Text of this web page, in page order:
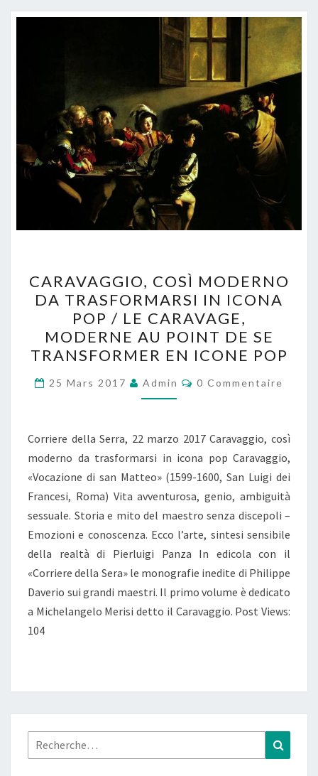
COSÌ
MODERNO
DA
TRASFORMARSI
IN
ICONA
POP
LE
CARAVAGE,
MODERNE
AU
POINT
DE
SE
TRANSFORMER
EN
ICONE
CARAVAGGIO, COSÌ MODERNO
DA TRASFORMARSI IN ICONA
POP / LE CARAVAGE,
MODERNE AU POINT DE SE
TRANSFORMER EN ICONE POP
25 Mars 2017 Admin Commentaires
0 Commentaire
Corriere della Serra, 22 marzo 2017 Caravaggio, così
moderno da trasformarsi in icona pop Caravaggio,
«Vocazione di san Matteo» (1599-1600, San Luigi dei
Francesi, Roma) Vita avventurosa, genio, ambiguità
sessuale. Storia e mito del maestro senza discepoli –
Emozioni e conoscenza. Ecco l’arte, sintesi sensibile
della realtà di Pierluigi Panza In edicola con il
«Corriere della Sera» le monografie inedite di Philippe
Daverio sui grandi maestri. Il primo volume è dedicato
a Michelangelo Merisi detto il Caravaggio. Post Views:
104
Rechercher :